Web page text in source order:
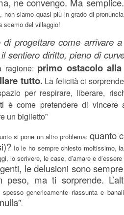
non siamo quasi più in grado di
scemo del villaggio!
di progettare come arrivare
sentiero diritto, pieno di
ragione: primo ostacolo
tutto. La felicità ci
per respirare, liberare,
è come pretendere di vincere
un biglietto”
si pone un altro problema: quanto
Io le ho sempre chiesto moltissimo,
lo scrivere, le case, d’amare e
le delusioni sono
peso, ma ti sorprende.
spesso genericamente riassunta e
.